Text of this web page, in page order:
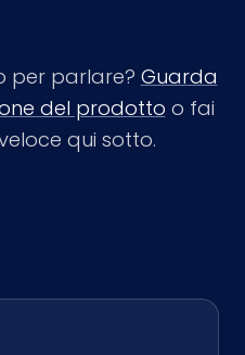
per parlare? Guarda
del prodotto o fai
qui sotto.